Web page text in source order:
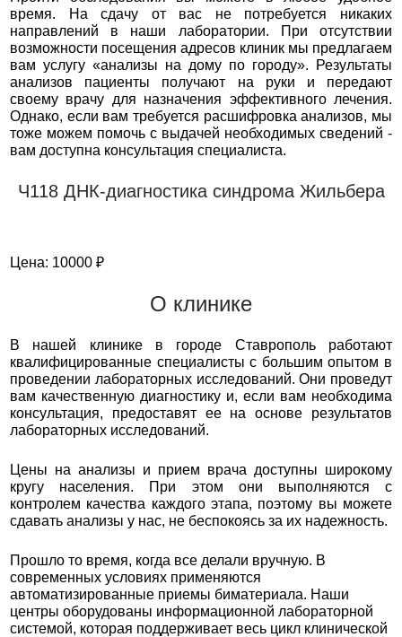
время. На сдачу от вас не потребуется никаких
направлений в наши лаборатории. При отсутствии
возможности посещения адресов клиник мы предлагаем
вам услугу «анализы на дому по городу». Результаты
анализов пациенты получают на руки и передают
своему врачу для назначения эффективного лечения.
Однако, если вам требуется расшифровка анализов, мы
тоже можем помочь с выдачей необходимых сведений -
вам доступна консультация специалиста.
Ч118 ДНК-диагностика синдрома Жильбера
Цена: 10000 ₽
О клинике
В нашей клинике в городе Ставрополь работают
квалифицированные специалисты с большим опытом в
проведении лабораторных исследований. Они проведут
вам качественную диагностику и, если вам необходима
консультация, предоставят ее на основе результатов
лабораторных исследований.
Цены на анализы и прием врача доступны широкому
кругу населения. При этом они выполняются с
контролем качества каждого этапа, поэтому вы можете
сдавать анализы у нас, не беспокоясь за их надежность.
Прошло то время, когда все делали вручную. В
современных условиях применяются
автоматизированные приемы биматериала. Наши
центры оборудованы информационной лабораторной
системой, которая поддерживает весь цикл клинической